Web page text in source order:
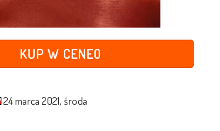
KUP W CENEO
24 marca 2021, środa